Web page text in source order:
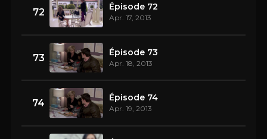
72 Épisode 72
Apr. 17, 2013
73 Épisode 73
Apr. 18, 2013
74 Épisode 74
Apr. 19, 2013